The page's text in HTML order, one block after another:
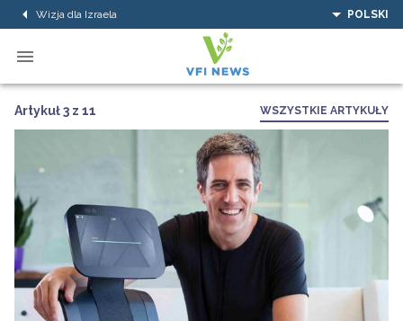
Wizja dla Izraela POLSKI
Artykuł 3 z 11 WSZYSTKIE ARTYKUŁY